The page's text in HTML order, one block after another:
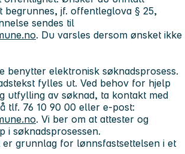
begrunnes, jf. offentleglova § 25,
sendes til
. Du varsles dersom ønsket ikke
benytter elektronisk søknadsprosess.
fylles ut. Ved behov for hjelp
utfylling av søknad, ta kontakt med
tlf. 76 10 90 00 eller e-post:
. Vi ber om at attester og
i søknadsprosessen.
er grunnlag for lønnsfastsettelsen i et